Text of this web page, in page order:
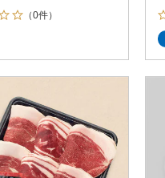
（0件）